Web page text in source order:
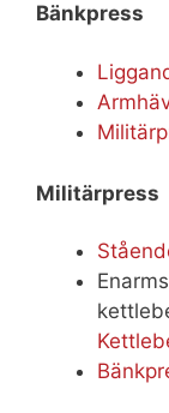
Bänkpress
Militärpress